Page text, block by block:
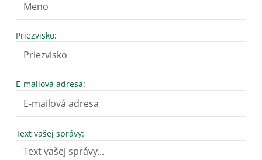
Priezvisko:
E-mailová adresa:
Text vašej správy: